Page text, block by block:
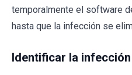
temporalmente el software
hasta que la infección se
Identificar la